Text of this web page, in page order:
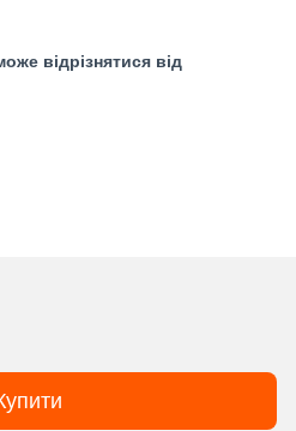
відрізнятися від